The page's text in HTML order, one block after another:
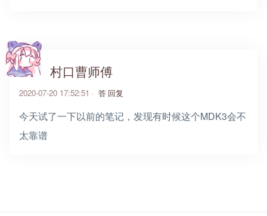
村口曹师傅
2020-07-20 17:52:51 · 回复
今天试了一下以前的笔记，发现有时候这个MDK3会不
太靠谱